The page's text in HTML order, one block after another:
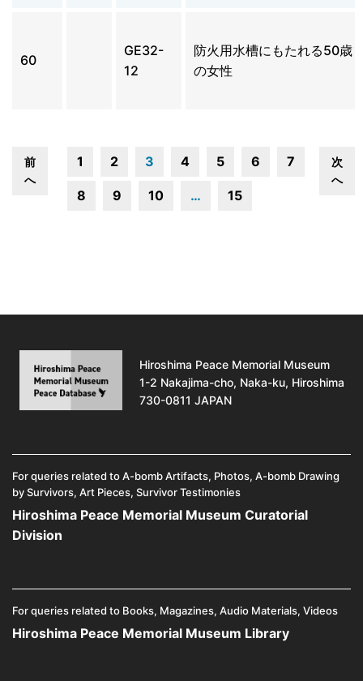
60
GE32-
12
防火用水槽にもたれる50歳
の女性
前
へ
1 2 3 4 5 6 7
8 9 10 … 15
次
へ
Hiroshima Peace Memorial Museum
1-2 Nakajima-cho, Naka-ku, Hiroshima
730-0811 JAPAN
For queries related to A-bomb Artifacts, Photos, A-bomb Drawing
by Survivors, Art Pieces, Survivor Testimonies
Hiroshima Peace Memorial Museum Curatorial
Division
For queries related to Books, Magazines, Audio Materials, Videos
Hiroshima Peace Memorial Museum Library